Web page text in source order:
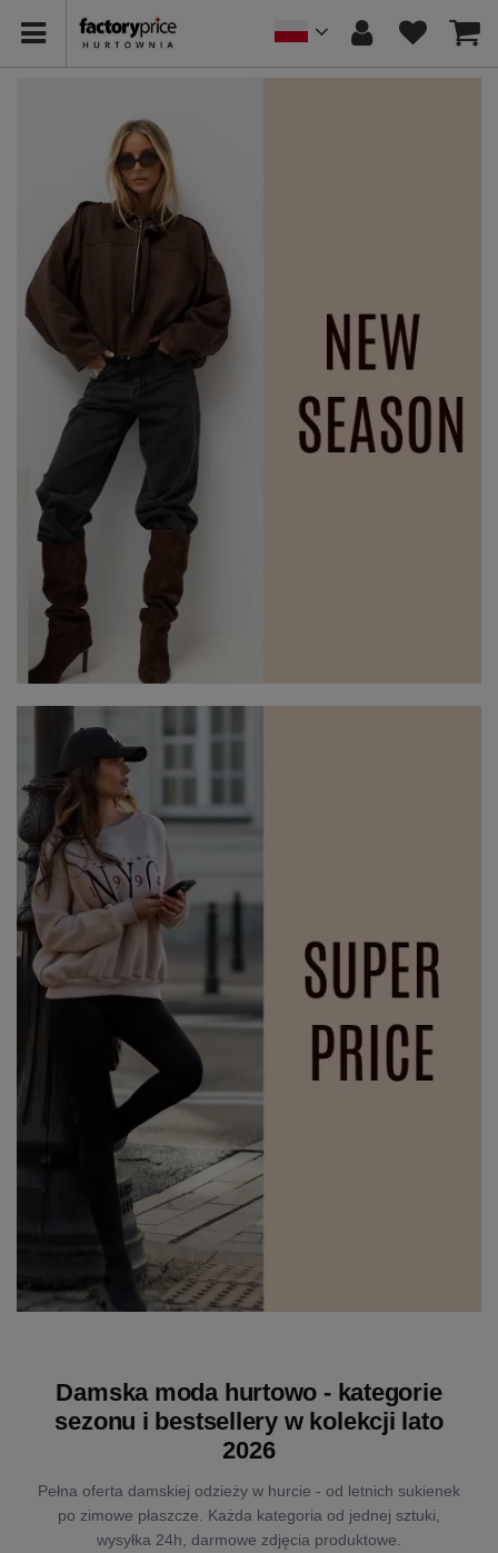
Damska moda hurtowo - kategorie
sezonu i bestsellery w kolekcji lato
2026
Pełna oferta damskiej odzieży w hurcie - od letnich sukienek
po zimowe płaszcze. Każda kategoria od jednej sztuki,
wysyłka 24h, darmowe zdjęcia produktowe.